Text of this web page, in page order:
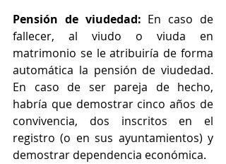
Pensión de viudedad: En caso de
fallecer, al viudo o viuda en
matrimonio se le atribuiría de forma
automática la pensión de viudedad.
En caso de ser pareja de hecho,
habría que demostrar cinco años de
convivencia, dos inscritos en el
registro (o en sus ayuntamientos) y
demostrar dependencia económica.